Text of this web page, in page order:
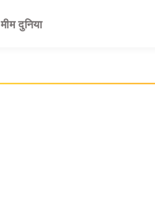
मीम दुनिया